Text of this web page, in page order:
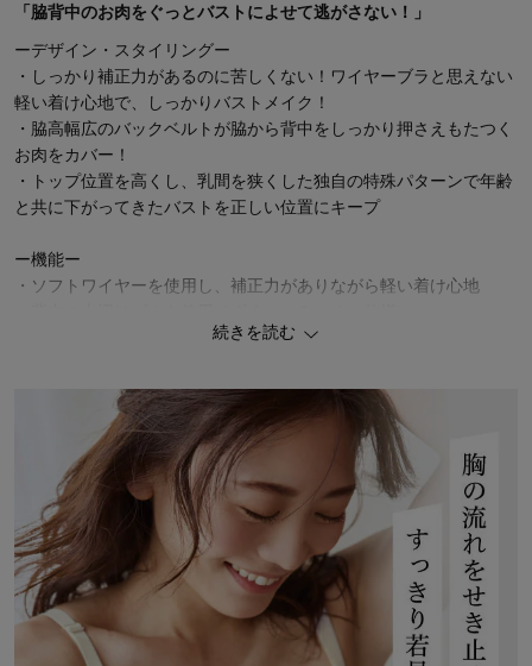
「脇背中のお肉をぐっとバストによせて逃がさない！」
ーデザイン・スタイリングー
・しっかり補正力があるのに苦しくない！ワイヤーブラと思えない
軽い着け心地で、しっかりバストメイク！
・脇高幅広のバックベルトが脇から背中をしっかり押さえもたつく
お肉をカバー！
・トップ位置を高くし、乳間を狭くした独自の特殊パターンで年齢
と共に下がってきたバストを正しい位置にキープ
ー機能ー
・ソフトワイヤーを使用し、補正力がありながら軽い着け心地
お揃いで着られるショーツ
続きを読む